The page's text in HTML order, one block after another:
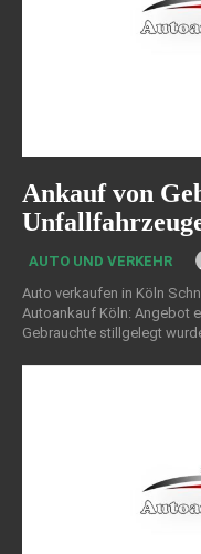
Ankauf von
AUTO UND VERKEHR
Auto verkaufen in Köln Schneller und sicherer Autoankauf in KÖLN:
Autoankauf Köln: Angebot
Gebrauchte stillgelegt